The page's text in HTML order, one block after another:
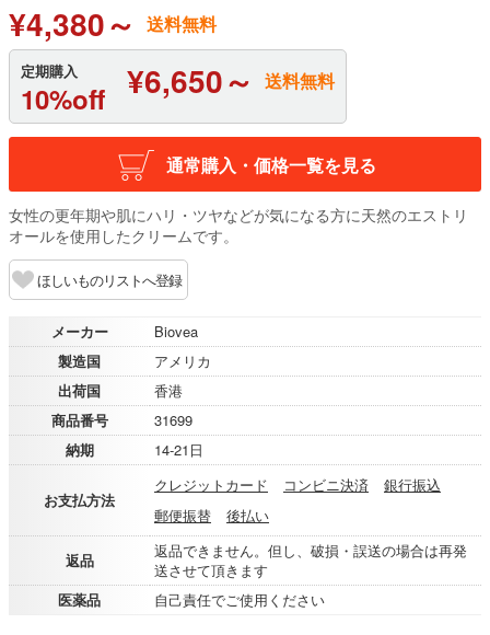
¥4,380～ 送料無料
定期購入
10%off ¥6,650～ 送料無料
通常購入・価格一覧を見る
女性の更年期や肌にハリ・ツヤなどが気になる方に天然のエストリ
オールを使用したクリームです。
ほしいものリストへ登録
メーカー
Biovea
製造国
アメリカ
出荷国
香港
商品番号
31699
納期
14-21日
お支払方法
クレジットカード コンビニ決済
銀行振込
郵便振替
後払い
返品
返品できません。但し、破損・誤送の場合は再発
送させて頂きます
医薬品
自己責任でご使用ください